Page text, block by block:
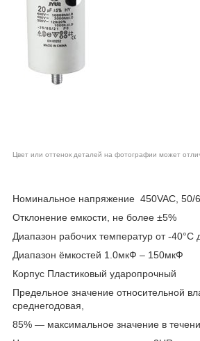
Цвет или оттенок деталей на фотографии может
Номинальное напряжение 450VAC, 50/
Отклонение емкости, не более ±5%
Диапазон рабочих температур от -40°С
Диапазон ёмкостей 1.0мкФ – 150мкФ
Корпус Пластиковый ударопрочный
Предельное значение относительной
среднегодовая,
85% ― максимальное значение в